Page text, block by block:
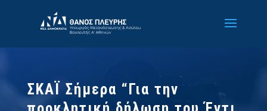
ΣΚΑΪ Σήμερα “Για την